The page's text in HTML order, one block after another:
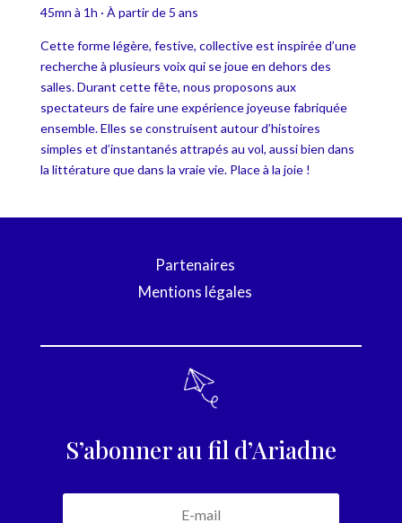
45mn à 1h · À partir de 5 ans
Cette forme légère, festive, collective est inspirée d’une
recherche à plusieurs voix qui se joue en dehors des
salles. Durant cette fête, nous proposons aux
spectateurs de faire une expérience joyeuse fabriquée
ensemble. Elles se construisent autour d’histoires
simples et d’instantanés attrapés au vol, aussi bien dans
la littérature que dans la vraie vie. Place à la joie !
Partenaires
Mentions légales
S’abonner au fil d’Ariadne